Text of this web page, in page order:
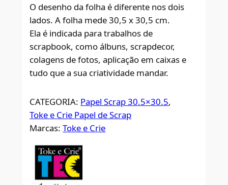
O desenho da folha é diferente nos dois
lados. A folha mede 30,5 x 30,5 cm.
Ela é indicada para trabalhos de
scrapbook, como álbuns, scrapdecor,
colagens de fotos, aplicação em caixas e
tudo que a sua criatividade mandar.
CATEGORIA: Papel Scrap 30.5×30.5
Toke e Crie Papel de Scrap
Marcas:Toke e Crie